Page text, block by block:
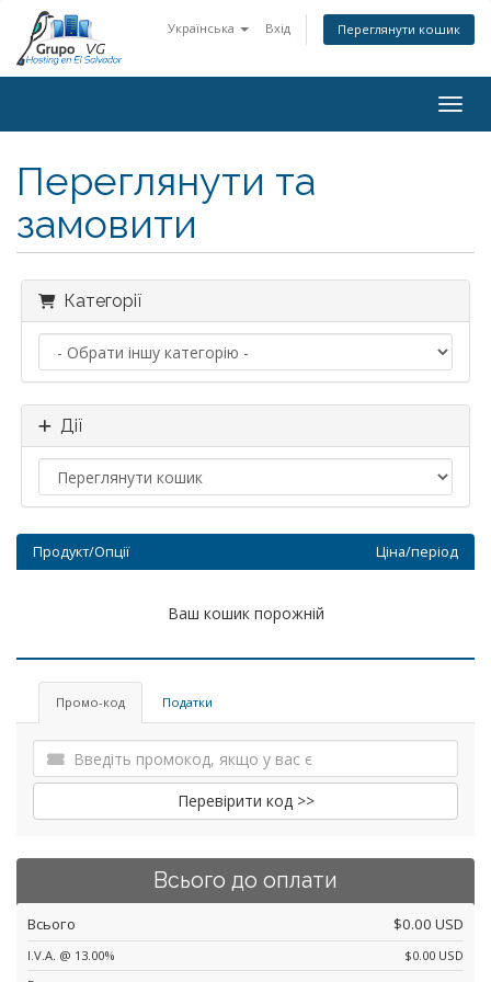
Українська Вхід Переглянути кошик
Переглянути та
замовити
Категорії
Дії
Продукт/Опції Ціна/період
Ваш кошик порожній
Промо-код Податки
Перевірити код >>
Всього до оплати
Всього $0.00 USD
I.V.A. @ 13.00%
$0.00 USD